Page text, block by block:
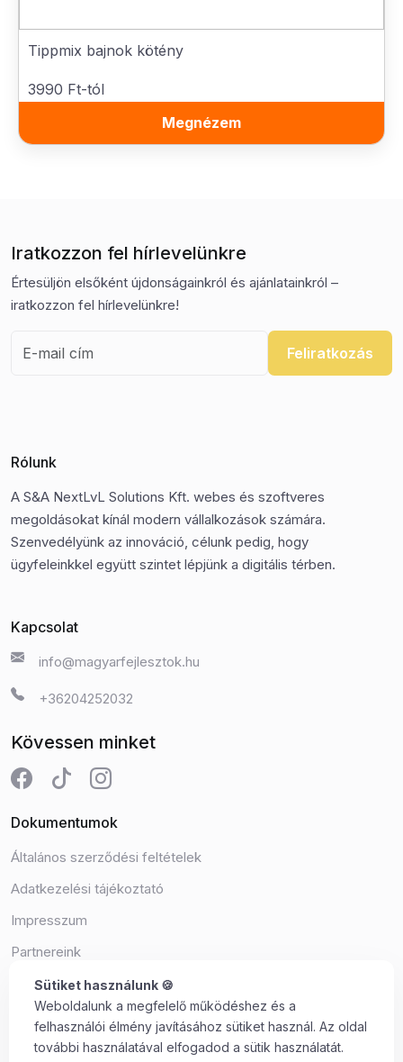
Tippmix bajnok kötény
3990 Ft-tól
Megnézem
Iratkozzon fel hírlevelünkre
Értesüljön elsőként újdonságainkról és ajánlatainkról –
iratkozzon fel hírlevelünkre!
Feliratkozás
Rólunk
A S&A NextLvL Solutions Kft. webes és szoftveres
megoldásokat kínál modern vállalkozások számára.
Szenvedélyünk az innováció, célunk pedig, hogy
ügyfeleinkkel együtt szintet lépjünk a digitális térben.
Kapcsolat
info@magyarfejlesztok.hu
+36204252032
Kövessen minket
Dokumentumok
Általános szerződési feltételek
Adatkezelési tájékoztató
Impresszum
Partnereink
Süti beállítások
Sütiket használunk 🍪
Weboldalunk a megfelelő működéshez és a
felhasználói élmény javításához sütiket használ. Az oldal
további használatával elfogadod a sütik használatát.